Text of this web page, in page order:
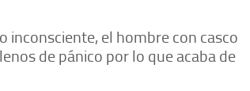
inconsciente, el hombre con casco
de pánico por lo que acaba de